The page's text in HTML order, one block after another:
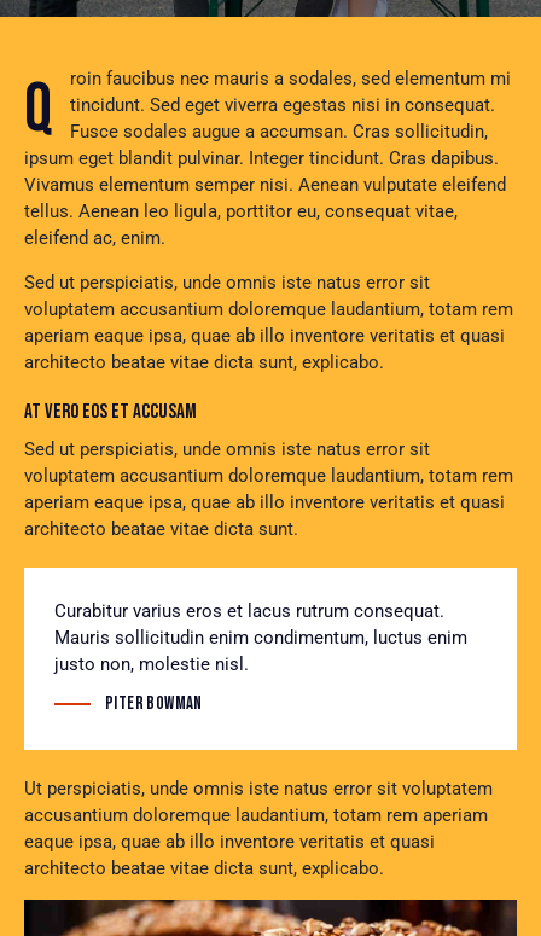
Qroin faucibus nec mauris a sodales, sed elementum mi
tincidunt. Sed eget viverra egestas nisi in consequat.
Fusce sodales augue a accumsan. Cras sollicitudin,
ipsum eget blandit pulvinar. Integer tincidunt. Cras dapibus.
Vivamus elementum semper nisi. Aenean vulputate eleifend
tellus. Aenean leo ligula, porttitor eu, consequat vitae,
eleifend ac, enim.
Sed ut perspiciatis, unde omnis iste natus error sit
voluptatem accusantium doloremque laudantium, totam rem
aperiam eaque ipsa, quae ab illo inventore veritatis et quasi
architecto beatae vitae dicta sunt, explicabo.
AT VERO EOS ET ACCUSAM
Sed ut perspiciatis, unde omnis iste natus error sit
voluptatem accusantium doloremque laudantium, totam rem
aperiam eaque ipsa, quae ab illo inventore veritatis et quasi
architecto beatae vitae dicta sunt.
Curabitur varius eros et lacus rutrum consequat.
Mauris sollicitudin enim condimentum, luctus enim
justo non, molestie nisl.
Piter Bowman
Ut perspiciatis, unde omnis iste natus error sit voluptatem
accusantium doloremque laudantium, totam rem aperiam
eaque ipsa, quae ab illo inventore veritatis et quasi
architecto beatae vitae dicta sunt, explicabo.